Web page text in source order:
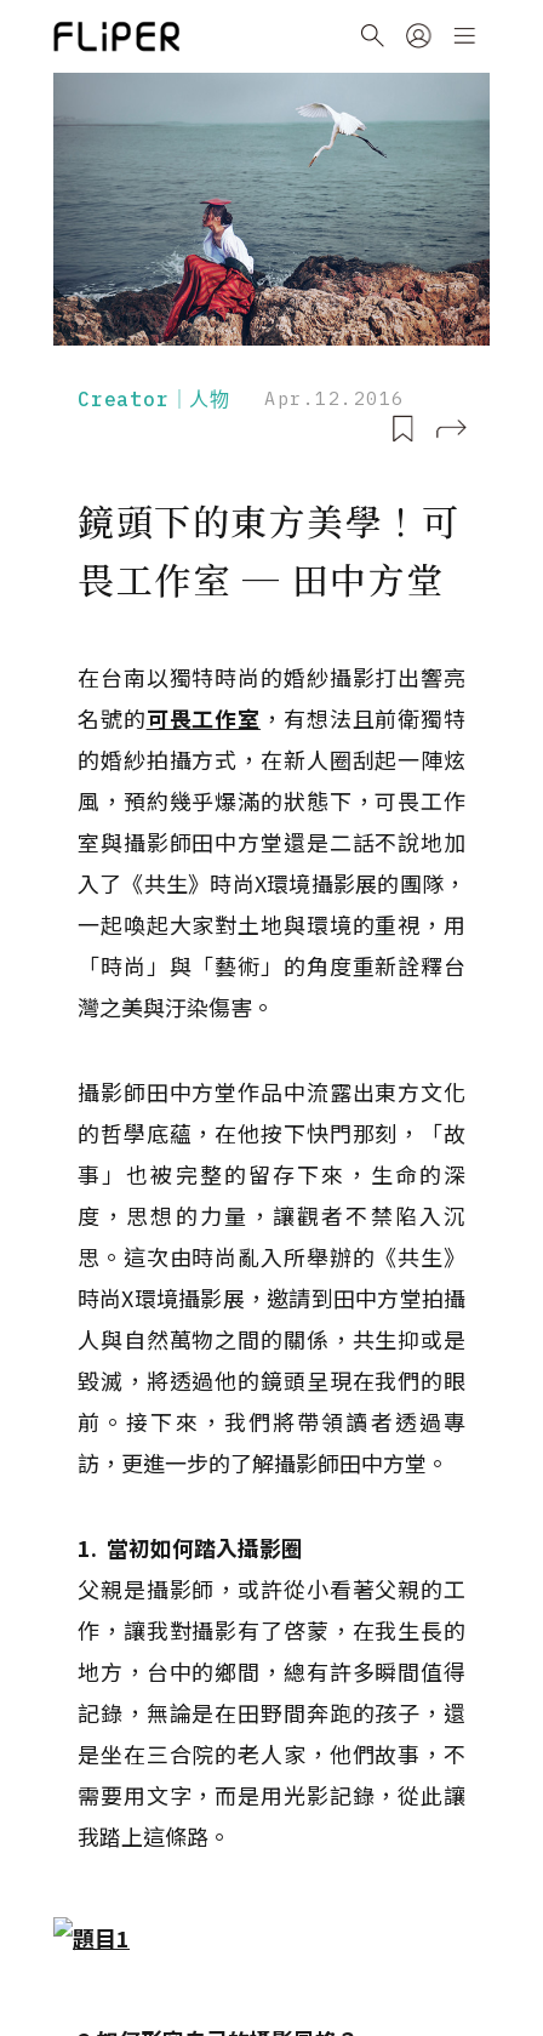
Creator｜人物 Apr.12.2016
鏡頭下的東方美學！可
畏工作室 ─ 田中方堂
在台南以獨特時尚的婚紗攝影打出響亮
名號的可畏工作室 ，有想法且前衛獨特
的婚紗拍攝方式，在新人圈刮起一陣炫
風，預約幾乎爆滿的狀態下，可畏工作
室與攝影師田中方堂還是二話不說地加
入了《共生》時尚X環境攝影展的團隊，
一起喚起大家對土地與環境的重視，用
「時尚」與「藝術」的角度重新詮釋台
灣之美與汙染傷害。
攝影師田中方堂作品中流露出東方文化
的哲學底蘊，在他按下快門那刻，「故
事」也被完整的留存下來，生命的深
度，思想的力量，讓觀者不禁陷入沉
思。這次由時尚亂入所舉辦的《共生》
時尚X環境攝影展，邀請到田中方堂拍攝
人與自然萬物之間的關係，共生抑或是
毀滅，將透過他的鏡頭呈現在我們的眼
前。接下來，我們將帶領讀者透過專
訪，更進一步的了解攝影師田中方堂。
1. 當初如何踏入攝影圈
父親是攝影師，或許從小看著父親的工
作，讓我對攝影有了啓蒙，在我生長的
地方，台中的鄉間，總有許多瞬間值得
記錄，無論是在田野間奔跑的孩子，還
是坐在三合院的老人家，他們故事，不
需要用文字，而是用光影記錄，從此讓
我踏上這條路。